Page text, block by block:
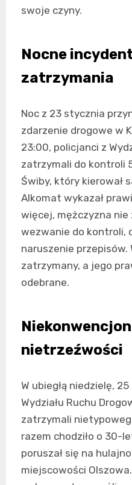
swoje czyny.
Nocne
zatrzymania
Noc z 23 stycznia
zdarzenie drogowe w
23:00, policjanci z
zatrzymali do kontroli
Świby, który kierował
Alkomat wykazał
więcej, mężczyzna nie
wezwanie do kontroli,
naruszenie przepisów.
zatrzymany, a jego
odebrane.
nietrzeźwości
W ubiegłą niedzielę,
Wydziału Ruchu
zatrzymali
razem chodziło o 30-
poruszał się na
miejscowości